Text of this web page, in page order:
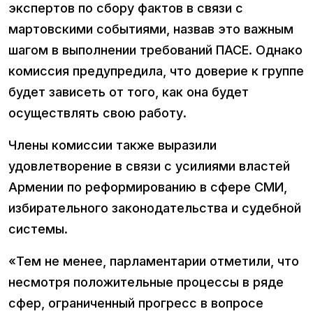
экспертов по сбору фактов в связи с
мартовскими событиями, назвав это важным
шагом в выполнении требований ПАСЕ. Однако
комиссия предупредила, что доверие к группе
будет зависеть от того, как она будет
осуществлять свою работу.
Члены комиссии также выразили
удовлетворение в связи с усилиями властей
Армении по реформированию в сфере СМИ,
избирательного законодательства и судебной
системы.
«Тем не менее, парламентарии отметили, что
несмотря положительные процессы в ряде
сфер, ограниченный прогресс в вопросе